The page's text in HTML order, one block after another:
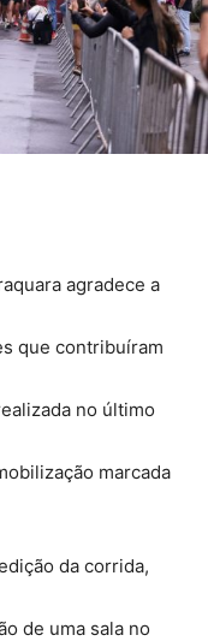
agradece a
que contribuíram
no último
marcada
da corrida,
de uma sala no